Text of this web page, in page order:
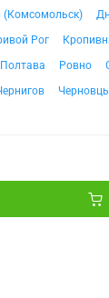
(Комсомольск)
Рог
Полтава Ровно